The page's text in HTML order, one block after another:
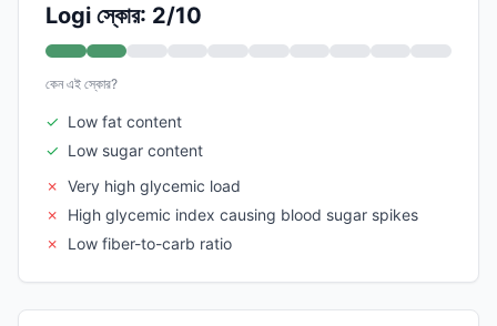
Logi স্কোর: 2/10
কেন এই স্কোর?
✓ Low fat content
✓ Low sugar content
✗ Very high glycemic load
✗
High glycemic index causing blood sugar spikes
✗
Low fiber-to-carb ratio